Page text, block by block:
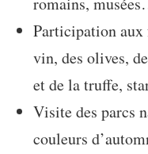
Participation aux
vin, des olives,
et de la truffe,
Visite des parcs
couleurs